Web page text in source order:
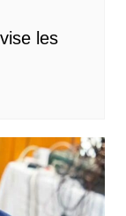
les